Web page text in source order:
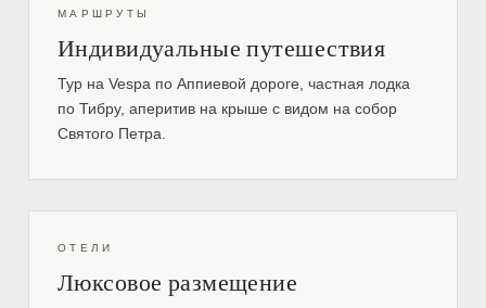
МАРШРУТЫ
Индивидуальные путешествия
Тур на Vespa по Аппиевой дороге, частная лодка
по Тибру, аперитив на крыше с видом на собор
Святого Петра.
ОТЕЛИ
Люксовое размещение